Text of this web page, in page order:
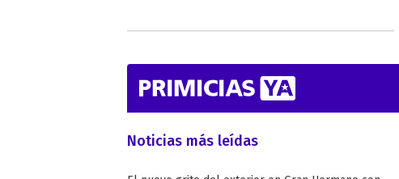
Noticias más leídas